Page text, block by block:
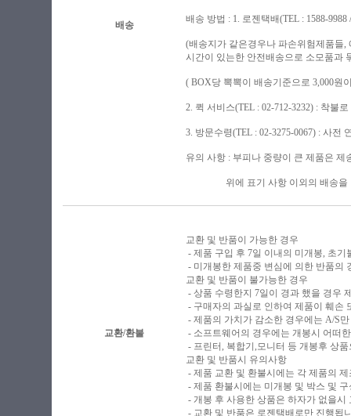
배송
배송 방법 : 1. 로젠택배(TEL : 1588-9988
(배송지가 같은경우나 파손위험제품들
시간이 있는한 안전배송으로 소모품과
( BOX당 뽁뽁이 배송기준으로 3,000원
2. 퀵 서비스(TEL : 02-712-3232) : 착불
3. 방문수령(TEL : 02-3275-0067) : 사전
유의 사항 : 부피나 중량이 큰 제품은
위에 표기 사항 이외의 배송을 원
교환/환불
교환 및 반품이 가능한 경우
- 제품 구입 후 7일 이내의 미개봉, 초
- 미개봉한 제품중 변심에 의한 반품의
교환 및 반품이 불가능한 경우
- 상품 수령한지 7일이 경과 했을 경우
- 구매자의 과실로 인하여 제품이 훼손
- 제품의 가치가 감소한 경우에는 A/S
- 소프트웨어의 경우에는 개봉시 어떠
- 프린터, 복합기,모니터 등 개봉후 상
교환 및 반품시 유의사항
- 제품 교환 및 환불시에는 각 제품의
- 제품 환불시에는 미개봉 및 박스 및
- 개봉 후 사용한 상품은 하자가 없을
- 교환 및 반품은 로젠택배로만 진행됩